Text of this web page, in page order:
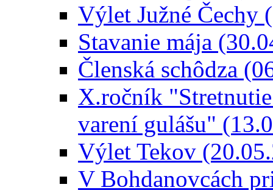
Výlet Južné Čechy
Stavanie mája
Členská schôdza
X.ročník
varení gulášu"
Výlet Tekov
V Bohdanovcách